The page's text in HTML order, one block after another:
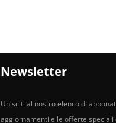
Newsletter
Unisciti al nostro elenco di
aggiornamenti e le offerte